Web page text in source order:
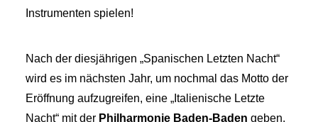
Instrumenten spielen!
Nach der diesjährigen „Spanischen Letzten Nacht“
wird es im nächsten Jahr, um nochmal das Motto der
Eröffnung aufzugreifen, eine „Italienische Letzte
Nacht“ mit der Philharmonie Baden-Baden geben.